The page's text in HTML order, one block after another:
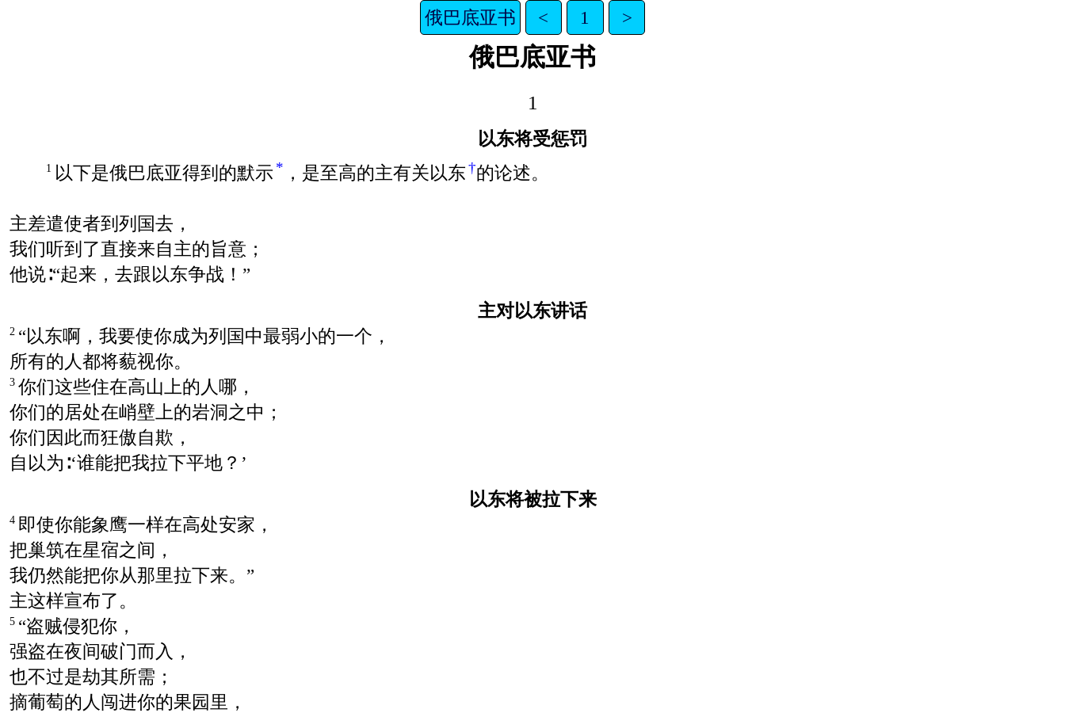
俄巴底亚书 < 1 >
俄巴底亚书
1
以东将受惩罚
1 以下是俄巴底亚得到的默示 * ，是至高的主有关以东†的论述。
主差遣使者到列国去，
我们听到了直接来自主的旨意；
他说∶“起来，去跟以东争战！”
主对以东讲话
2 “以东啊，我要使你成为列国中最弱小的一个，
所有的人都将藐视你。
3 你们这些住在高山上的人哪，
你们的居处在峭壁上的岩洞之中；
你们因此而狂傲自欺，
自以为∶‘谁能把我拉下平地？’
以东将被拉下来
4 即使你能象鹰一样在高处安家，
把巢筑在星宿之间，
我仍然能把你从那里拉下来。”
主这样宣布了。
5 “盗贼侵犯你，
强盗在夜间破门而入，
也不过是劫其所需；
摘葡萄的人闯进你的果园里，